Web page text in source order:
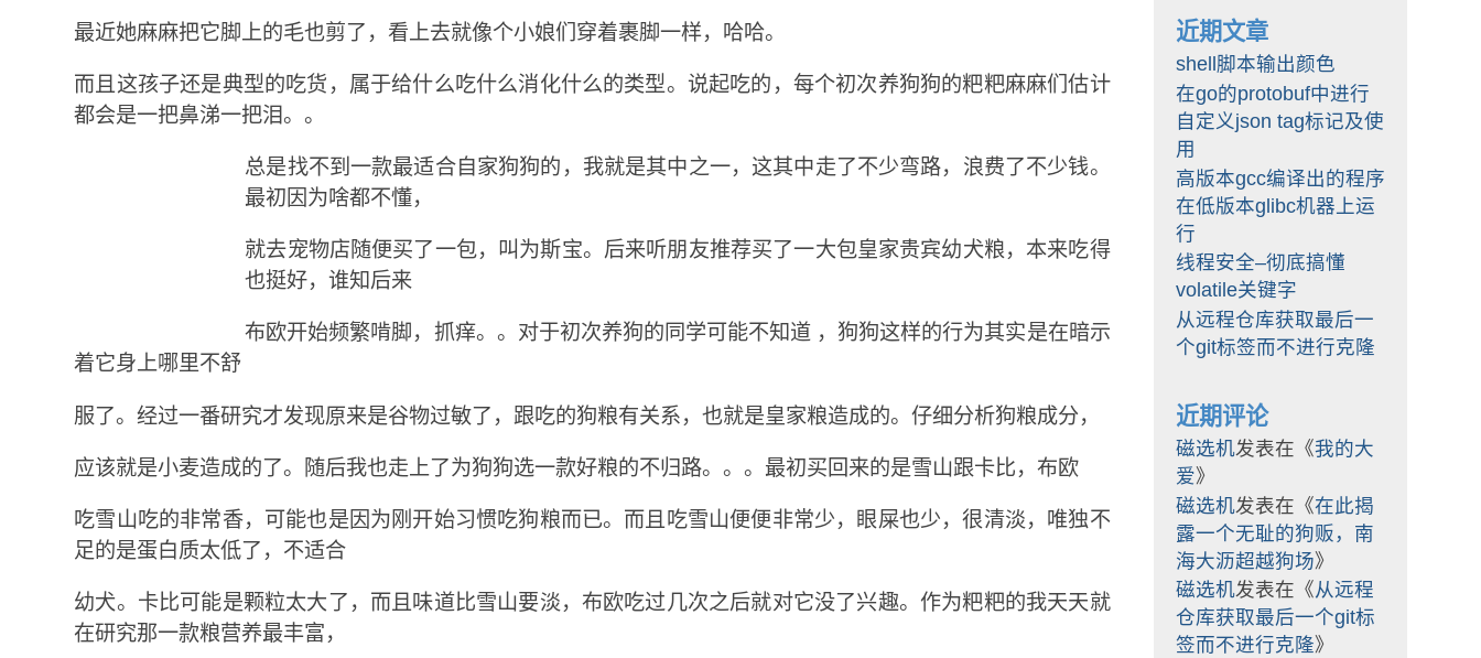
最近她麻麻把它脚上的毛也剪了，看上去就像个小娘们穿着裹脚一样，哈哈。
而且这孩子还是典型的吃货，属于给什么吃什么消化什么的类型。说起吃的，每个初次养狗狗的粑粑麻麻们估计
都会是一把鼻涕一把泪。。
总是找不到一款最适合自家狗狗的，我就是其中之一，这其中走了不少弯路，浪费了不少钱。
最初因为啥都不懂，
就去宠物店随便买了一包，叫为斯宝。后来听朋友推荐买了一大包皇家贵宾幼犬粮，本来吃得
也挺好，谁知后来
布欧开始频繁啃脚，抓痒。。对于初次养狗的同学可能不知道 ，狗狗这样的行为其实是在暗示
着它身上哪里不舒
服了。经过一番研究才发现原来是谷物过敏了，跟吃的狗粮有关系，也就是皇家粮造成的。仔细分析狗粮成分，
应该就是小麦造成的了。随后我也走上了为狗狗选一款好粮的不归路。。。最初买回来的是雪山跟卡比，布欧
吃雪山吃的非常香，可能也是因为刚开始习惯吃狗粮而已。而且吃雪山便便非常少，眼屎也少，很清淡，唯独不
足的是蛋白质太低了，不适合
幼犬。卡比可能是颗粒太大了，而且味道比雪山要淡，布欧吃过几次之后就对它没了兴趣。作为粑粑的我天天就
在研究那一款粮营养最丰富，
近期文章
shell脚本输出颜色
在go的protobuf中进行
自定义json tag标记及使
用
高版本gcc编译出的程序
在低版本glibc机器上运
行
线程安全–彻底搞懂
volatile关键字
从远程仓库获取最后一
个git标签而不进行克隆
近期评论
磁选机发表在《我的大
爱》
磁选机发表在《在此揭
露一个无耻的狗贩，南
海大沥超越狗场》
磁选机发表在《从远程
仓库获取最后一个git标
签而不进行克隆》